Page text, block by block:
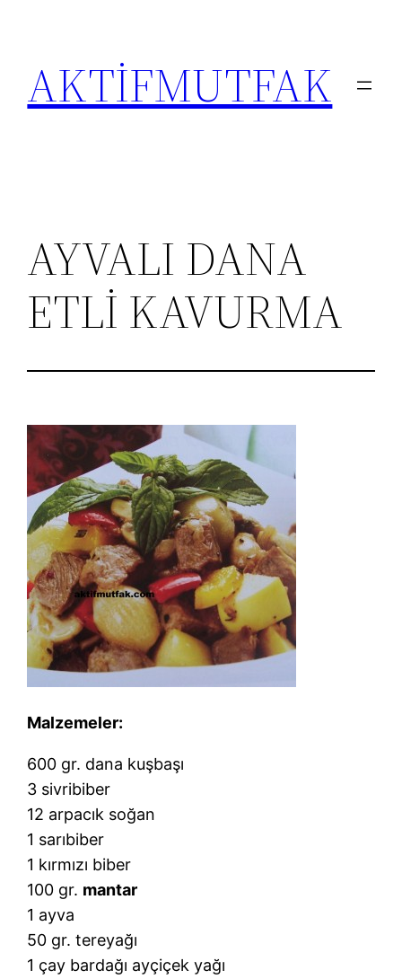
AKTİFMUTFAK
AYVALI DANA
ETLİ KAVURMA
Malzemeler:
600 gr. dana kuşbaşı
3 sivribiber
12 arpacık soğan
1 sarıbiber
1 kırmızı biber
100 gr. mantar
1 ayva
50 gr. tereyağı
1 çay bardağı ayçiçek yağı